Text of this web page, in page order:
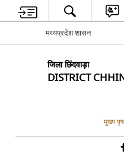
मध्यप्रदेश शासन
जिला छिंदवाड़ा
DISTRICT
मुख्य